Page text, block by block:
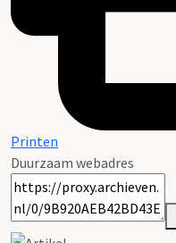
Printen
Duurzaam webadres